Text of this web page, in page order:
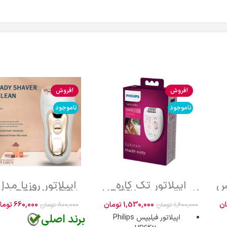
اس
فروش!
ناموجود
اپیلاتور تک کاره
فلیپس مدل HP6420
1,600,000 تومان 1,530,000تومان
اپیلاتور فیلیپس Philips
فروش!
ناموجود
اپیلاتور روزیا
ROZIA HB6110 اصلی
800,000 تومان 660,000
برند اصلی